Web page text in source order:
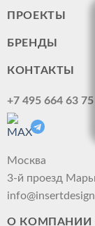
ПРОЕКТЫ
БРЕНДЫ
КОНТАКТЫ
+7 495 664 63 75
Москва
3-й проезд
О КОМПАНИИ